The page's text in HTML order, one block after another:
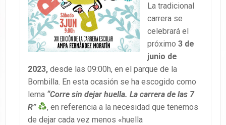
La tradicional
carrera se
celebrará el
próximo 3 de
junio de
2023, desde las 09:00h, en el parque de la
Bombilla. En esta ocasión se ha escogido como
lema “Corre sin dejar huella. La carrera de las 7
R”
, en referencia a la necesidad que tenemos
de dejar cada vez menos «huella